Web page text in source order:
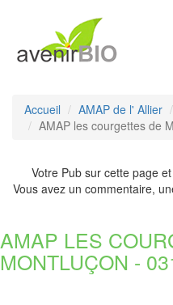
Accueil AMAP de l' Allier
AMAP les courgettes de
Votre Pub sur cette page
Vous avez un commentaire,
AMAP LES
MONTLUÇON -